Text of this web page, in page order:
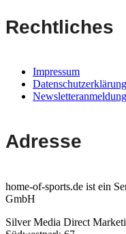
Rechtliches
Impressum
Datenschutzerklärung
Newsletteranmeldung
Adresse
home-of-sports.de ist ein
GmbH
Silver Media Direct